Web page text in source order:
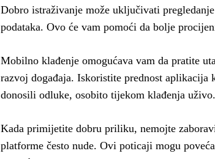
Dobro istraživanje može uključivati
podataka. Ovo će vam pomoći da bolje
Mobilno klađenje omogućava vam da pratite
razvoj događaja. Iskoristite prednost aplikacija
donosili odluke, osobito tijekom klađenja uživo.
Kada primijetite dobru priliku, nemojte
platforme često nude. Ovi poticaji mogu